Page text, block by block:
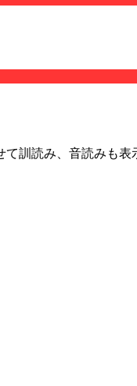
訓読み、音読みも